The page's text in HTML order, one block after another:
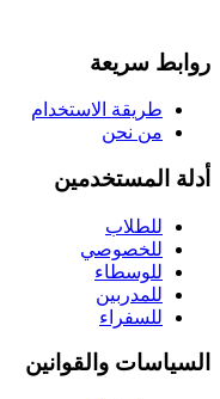
روابط سريعة
طريقة الاستخدام
من نحن
أدلة المستخدمين
للطلاب
للخصوصي
للوسطاء
للمدربين
للسفراء
السياسات والقوانين